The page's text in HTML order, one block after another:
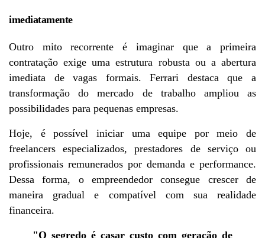
imediatamente
Outro mito recorrente é imaginar que a primeira
contratação exige uma estrutura robusta ou a abertura
imediata de vagas formais. Ferrari destaca que a
transformação do mercado de trabalho ampliou as
possibilidades para pequenas empresas.
Hoje, é possível iniciar uma equipe por meio de
freelancers especializados, prestadores de serviço ou
profissionais remunerados por demanda e performance.
Dessa forma, o empreendedor consegue crescer de
maneira gradual e compatível com sua realidade
financeira.
"O segredo é casar custo com geração de